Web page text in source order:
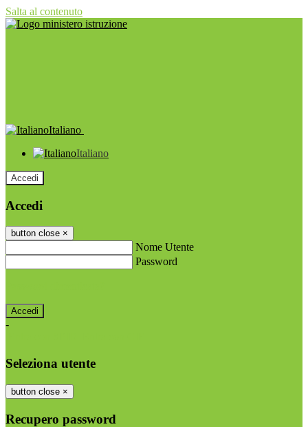
Salta al contenuto
Italiano
Italiano
Accedi
Accedi
button close ×
Nome Utente
Password
-
Seleziona utente
button close ×
Recupero password